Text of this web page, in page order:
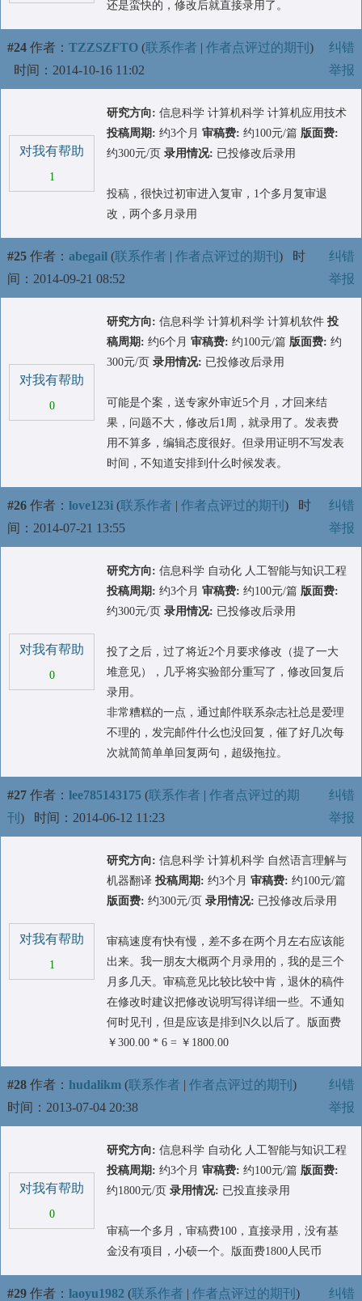
还是蛮快的，修改后就直接录用了。
#24 作者： TZZSZFTO (联系作者 | 作者点评过的期刊 )
时间：2014-10-16 11:02
纠错
举报
对我有帮助
1
研究方向: 信息科学 计算机科学 计算机应用技术
投稿周期: 约3个月 审稿费: 约100元/篇 版面费:
约300元/页 录用情况: 已投修改后录用
投稿，很快过初审进入复审，1个多月复审退
改，两个多月录用
#25 作者： abegail (联系作者 | 作者点评过的期刊 ) 时
间：2014-09-21 08:52
纠错
举报
对我有帮助
0
研究方向: 信息科学 计算机科学 计算机软件 投
稿周期: 约6个月 审稿费: 约100元/篇 版面费: 约
300元/页 录用情况: 已投修改后录用
可能是个案，送专家外审近5个月，才回来结
果，问题不大，修改后1周，就录用了。发表费
用不算多，编辑态度很好。但录用证明不写发表
时间，不知道安排到什么时候发表。
#26 作者： love123i (联系作者 | 作者点评过的期刊 ) 时
间：2014-07-21 13:55
纠错
举报
对我有帮助
0
研究方向: 信息科学 自动化 人工智能与知识工程
投稿周期: 约3个月 审稿费: 约100元/篇 版面费:
约300元/页 录用情况: 已投修改后录用
投了之后，过了将近2个月要求修改（提了一大
堆意见），几乎将实验部分重写了，修改回复后
录用。
非常糟糕的一点，通过邮件联系杂志社总是爱理
不理的，发完邮件什么也没回复，催了好几次每
次就简简单单回复两句，超级拖拉。
#27 作者： lee785143175 (联系作者 | 作者点评过的期
刊 ) 时间：2014-06-12 11:23
纠错
举报
对我有帮助
1
研究方向: 信息科学 计算机科学 自然语言理解与
机器翻译 投稿周期: 约3个月 审稿费: 约100元/篇
版面费: 约300元/页 录用情况: 已投修改后录用
审稿速度有快有慢，差不多在两个月左右应该能
出来。我一朋友大概两个月录用的，我的是三个
月多几天。审稿意见比较比较中肯，退休的稿件
在修改时建议把修改说明写得详细一些。不通知
何时见刊，但是应该是排到N久以后了。版面费
￥300.00 * 6 = ￥1800.00
#28 作者： hudalikm (联系作者 | 作者点评过的期刊 )
时间：2013-07-04 20:38
纠错
举报
对我有帮助
0
研究方向: 信息科学 自动化 人工智能与知识工程
投稿周期: 约3个月 审稿费: 约100元/篇 版面费:
约1800元/页 录用情况: 已投直接录用
审稿一个多月，审稿费100，直接录用，没有基
金没有项目，小硕一个。版面费1800人民币
#29 作者： laoyu1982 (联系作者 | 作者点评过的期刊 )
纠错